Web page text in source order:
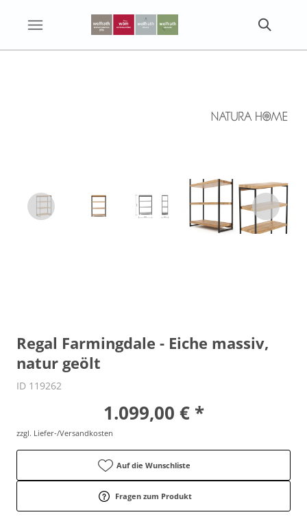
Regal Farmingdale - Eiche massiv,
natur geölt
ID 119262
1.099,00 € *
zzgl. Liefer-/Versandkosten
Auf die Wunschliste
Fragen zum Produkt